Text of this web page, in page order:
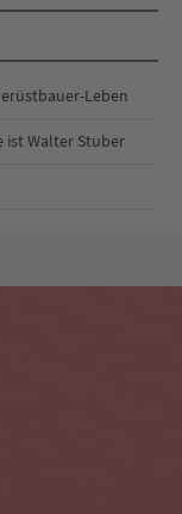
Leben
ist Walter Stuber